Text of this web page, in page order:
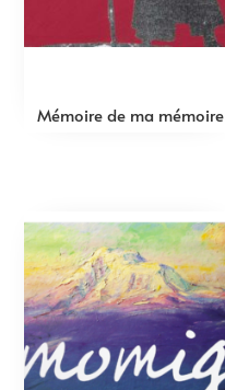
Mémoire de ma mémoire